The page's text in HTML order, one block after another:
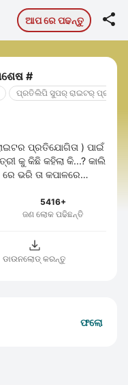
ଆପ ରେ ପଢନ୍ତୁ 
#
ପ୍ରତିଲିପି ସୁପର୍ ରାଇଟର୍
ପ୍ରତିଯୋଗିତା ) ପାଇଁ
କିଛି କହିଲା କି...? କାଲି
ଭରି ତା କପାଳରେ
5416+
ଜଣ ଲୋକ ପଢିଛନ୍ତି
ଡାଉନଲୋଡ୍ କରନ୍ତୁ
ଫଲୋ